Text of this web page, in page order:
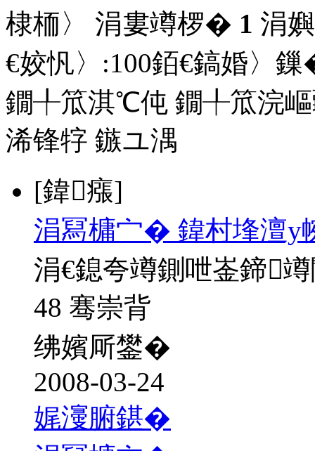
棣栭〉 涓婁竴椤� 1 涓
€姣忛〉:100銆€鎬婚〉
鐗╀笟淇℃伅 鐗╀笟浣
浠锋牸 鏃ユ湡
[鍏瘬]
涓冩槦宀� 鍏村埄澶у
涓€鎴夸竴鍘呭崟鍗
48 骞崇背
绋嬪厛鐢�
2008-03-24
娓濅腑鍖�